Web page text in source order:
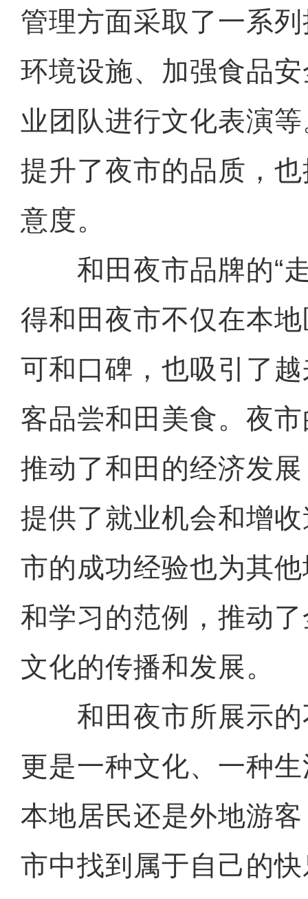
管理方面采取了一系
环境设施、加强食品
业团队进行文化表演
提升了夜市的品质，
意度。
和田夜市品牌的“走
得和田夜市不仅在本
可和口碑，也吸引了
客品尝和田美食。夜
推动了和田的经济发
提供了就业机会和增
市的成功经验也为其
和学习的范例，推动
文化的传播和发展。
和田夜市所展示的
更是一种文化、一种
本地居民还是外地游
市中找到属于自己的
拜城县上半年旅游业持续